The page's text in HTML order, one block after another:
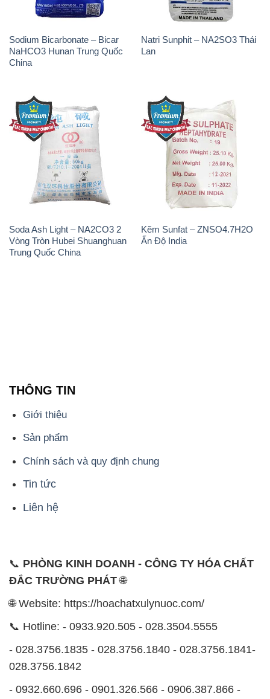
Sodium Bicarbonate – Bicar
NaHCO3 Hunan Trung Quốc
China
Natri Sunphit – NA2SO3 Thái
Lan
Soda Ash Light – NA2CO3 2
Vòng Tròn Hubei Shuanghuan
Trung Quốc China
Kẽm Sunfat – ZNSO4.7H2O
Ấn Độ India
THÔNG TIN
Giới thiệu
Sản phẩm
Chính sách và quy định chung
Tin tức
Liên hệ
📞 PHÒNG KINH DOANH - CÔNG TY HÓA CHẤT
ĐẮC TRƯỜNG PHÁT🌐
🌐 Website: https://hoachatxulynuoc.com/
📞 Hotline: - 0933.920.505 - 028.3504.5555
- 028.3756.1835 - 028.3756.1840 - 028.3756.1841-
028.3756.1842
- 0932.660.696 - 0901.326.566 - 0906.387.866 -